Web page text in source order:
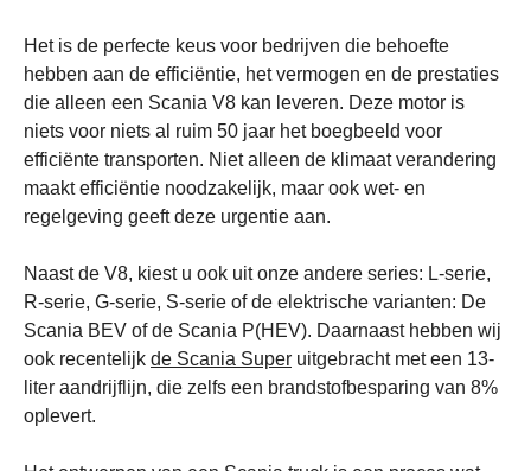
Het is de perfecte keus voor bedrijven die behoefte
hebben aan de efficiëntie, het vermogen en de prestaties
die alleen een Scania V8 kan leveren. Deze motor is
niets voor niets al ruim 50 jaar het boegbeeld voor
efficiënte transporten. Niet alleen de klimaat verandering
maakt efficiëntie noodzakelijk, maar ook wet- en
regelgeving geeft deze urgentie aan.
Naast de V8, kiest u ook uit onze andere series: L-serie,
R-serie, G-serie, S-serie of de elektrische varianten: De
Scania BEV of de Scania P(HEV). Daarnaast hebben wij
ook recentelijk de Scania Super uitgebracht met een 13-
liter aandrijflijn, die zelfs een brandstofbesparing van 8%
oplevert.